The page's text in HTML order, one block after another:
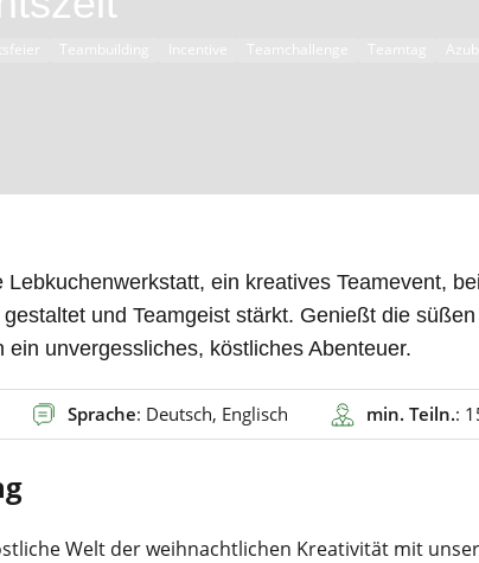
Teambuilding Incentive Teamchallenge Teamtag
Lebkuchenwerkstatt, ein kreatives Teamevent,
und Teamgeist stärkt. Genießt die
ein unvergessliches, köstliches Abenteuer.
Sprache: Deutsch, Englisch min. Teiln.:
Welt der weihnachtlichen Kreativität mit